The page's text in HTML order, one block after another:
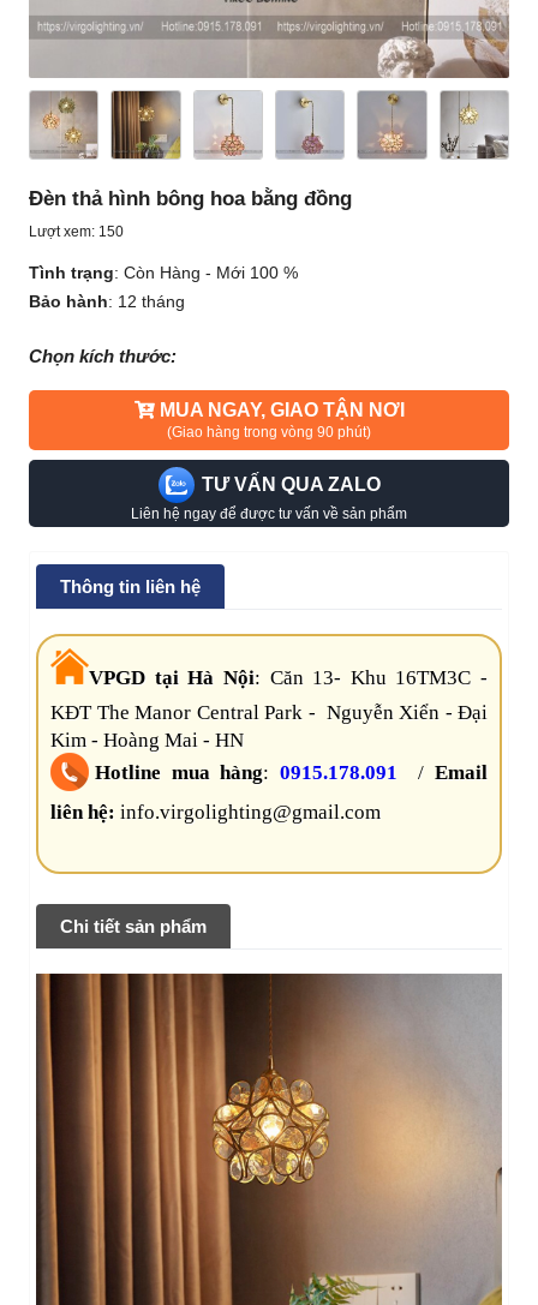
Đèn thả hình bông hoa bằng đồng
Lượt xem: 150
Tình trạng: Còn Hàng - Mới 100 %
Bảo hành: 12 tháng
Chọn kích thước:
MUA NGAY, GIAO TẬN NƠI
(Giao hàng trong vòng 90 phút)
TƯ VẤN QUA ZALO
Liên hệ ngay để được tư vấn về sản phẩm
Thông tin liên hệ
VPGD tại Hà Nội: Căn 13- Khu 16TM3C -
KĐT The Manor Central Park - Nguyễn Xiển - Đại
Kim - Hoàng Mai - HN
Hotline mua hàng:0915.178.091 /Email
liên hệ: info.virgolighting@gmail.com
Chi tiết sản phẩm